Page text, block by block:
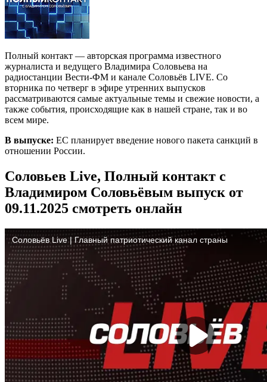
Полный контакт — авторская программа известного
журналиста и ведущего Владимира Соловьева на
радиостанции Вести-ФМ и канале Соловьёв LIVE. Со
вторника по четверг в эфире утренних выпусков
рассматриваются самые актуальные темы и свежие новости, а
также события, происходящие как в нашей стране, так и во
всем мире.
В выпуске: ЕС планирует введение нового пакета санкций в
отношении России.
Соловьев Live, Полный контакт с
Владимиром Соловьёвым выпуск от
09.11.2025 смотреть онлайн